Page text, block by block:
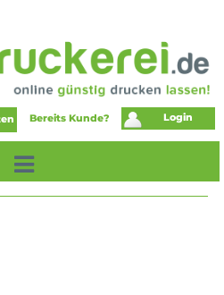
Bereits Kunde? Login